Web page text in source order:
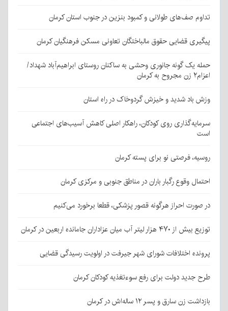
تداوم صف‌های طولانی و کمبود بنزین در جنوب استان کرمان
پیگیری قضایی حقوق مالباختگان تعاونی مسکن فرهنگیان کرمان
حمله یک گونه جانوری وحشی به ساکنان روستای ابراهیم‌آباد شهداد/
اعزام۲ زن مجروح به کرمان
وزش باد شدید و خیزش گردوخاک در راه استان
سرمایه‌گذاری روی کودکان، راهکار اصلی کاهش آسیب‌های اجتماعی
است
روسیه، فرصتی نو برای پسته کرمان
احتمال وقوع رگبار باران در مناطق جنوبی و مرکزی کرمان
در صورت احراز هرگونه قصور پزشکی، قطعا برخورد می‌کنیم
توزیع بیش از ۴۷۰ هزار لیتر آب میان عزاداران جامانده اربعین در کرمان
پرونده اختلافات شورای شهر جیرفت در اولویت رسیدگی قضایی
طرح جدید دولت برای رفع سوءتغذیه کودکان کرمان
بازداشت زن سارق و پسر ۱۲ ساله‌اش در کرمان